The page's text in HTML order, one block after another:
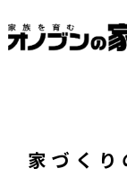
家づく